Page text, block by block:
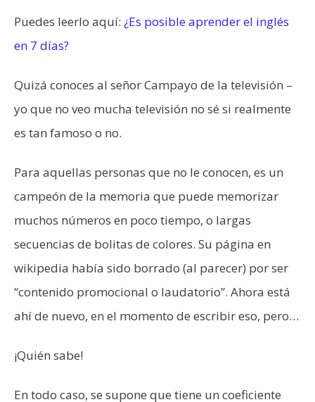
Puedes leerlo aquí: ¿Es posible aprender el inglés
en 7 días?
Quizá conoces al señor Campayo de la televisión –
yo que no veo mucha televisión no sé si realmente
es tan famoso o no.
Para aquellas personas que no le conocen, es un
campeón de la memoria que puede memorizar
muchos números en poco tiempo, o largas
secuencias de bolitas de colores. Su página en
wikipedia había sido borrado (al parecer) por ser
“contenido promocional o laudatorio”. Ahora está
ahí de nuevo, en el momento de escribir eso, pero…
¡Quién sabe!
En todo caso, se supone que tiene un coeficiente